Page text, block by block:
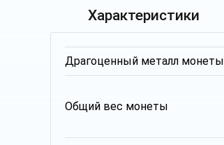
Характеристики
Драгоценный металл монеты
Общий вес монеты